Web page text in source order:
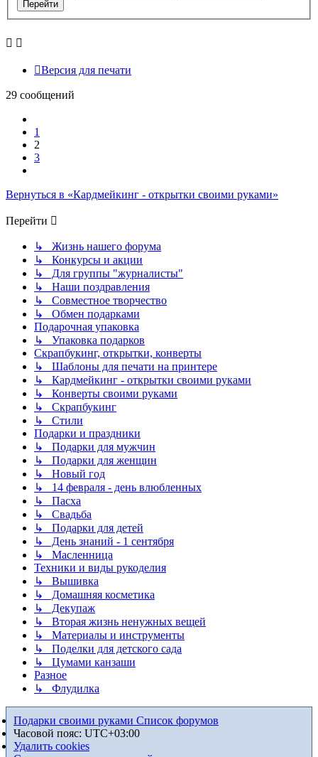
Версия для печати
29 сообщений
1
2
3
Вернуться в «Кардмейкинг - открытки своими руками»
Перейти
↳ Жизнь нашего форума
↳ Конкурсы и акции
↳ Для группы "журналисты"
↳ Наши поздравления
↳ Совместное творчество
↳ Обмен подарками
Подарочная упаковка
↳ Упаковка подарков
Скрапбукинг, открытки, конверты
↳ Шаблоны для печати на принтере
↳ Кардмейкинг - открытки своими руками
↳ Конверты своими руками
↳ Скрапбукинг
↳ Стили
Подарки и праздники
↳ Подарки для мужчин
↳ Подарки для женщин
↳ Новый год
↳ 14 февраля - день влюбленных
↳ Пасха
↳ Свадьба
↳ Подарки для детей
↳ День знаний - 1 сентября
↳ Масленница
Техники и виды рукоделия
↳ Вышивка
↳ Домашняя косметика
↳ Декупаж
↳ Вторая жизнь ненужных вещей
↳ Материалы и инструменты
↳ Поделки для детского сада
↳ Цумами канзаши
Разное
↳ Флудилка
Подарки своими руками Список форумов
Часовой пояс: UTC+03:00
Удалить cookies